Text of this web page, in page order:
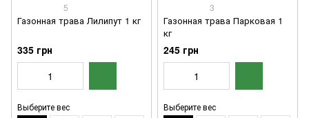
5
Газонная трава Лилипут 1 кг
335 грн
Выберите вес
3
Газонная трава Парковая 1
кг
245 грн
Выберите вес